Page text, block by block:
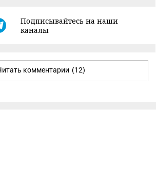
Подписывайтесь на наши
каналы
комментарии (12)